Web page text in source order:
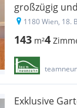
großzügig
1180 Wien, 18.
143 m²4
Exklusive